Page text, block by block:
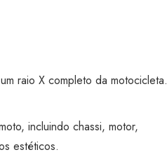
raio X completo da motocicleta.
incluindo chassi, motor,
estéticos.